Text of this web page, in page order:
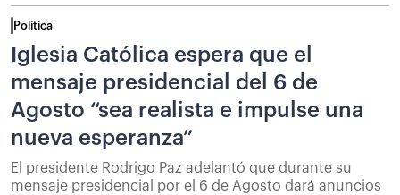
Política
Iglesia Católica espera que el
mensaje presidencial del 6 de
Agosto “sea realista e impulse una
nueva esperanza”
El presidente Rodrigo Paz adelantó que durante su
mensaje presidencial por el 6 de Agosto dará anuncios